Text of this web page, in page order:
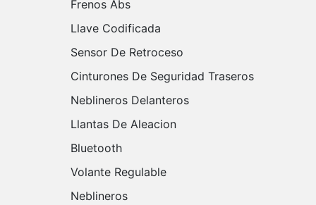
Frenos Abs
Llave Codificada
Sensor De Retroceso
Cinturones De Seguridad Traseros
Neblineros Delanteros
Llantas De Aleacion
Bluetooth
Volante Regulable
Neblineros